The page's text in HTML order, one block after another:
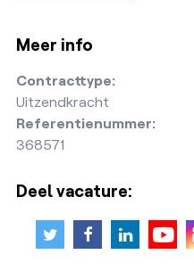
Meer info
Contracttype:
Uitzendkracht
Referentienummer:
368571
Deel vacature: